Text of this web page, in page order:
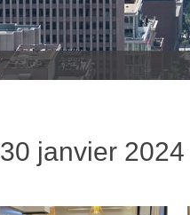
30 janvier 2024